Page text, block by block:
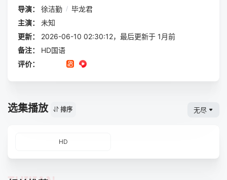
“以人民为中心” 的社会综合治理方案，重构基层治理格局的创
新探索，涉及敏捷治理、韧性治理、主动治理、依法治理、多
元治理、数智治理等方面，旨在为观众呈现 “以人民为中心”
的城市治理理念和实践成果。
导演：
徐洁勤 / 毕龙君
主演：
未知
更新：
2026-06-10 02:30:12，最后更新于 1月前
备注：
HD国语
评价：
选集播放 排序 无尽
HD